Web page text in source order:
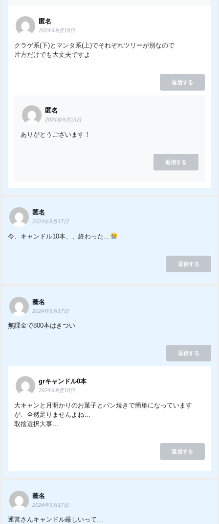
匿名
2024年9月19日
クラゲ系(下)とマンタ系(上)でそれぞれツリーが別なので
片方だけでも大丈夫ですよ
返信する
匿名
2024年9月19日
ありがとうございます！
返信する
匿名
2024年9月17日
今、キャンドル10本、、終わった…
返信する
匿名
2024年9月17日
無課金で800本はきつい
返信する
grキャンドル0本
2024年9月18日
大キャンと月明かりのお菓子とパン焼きで簡単になっています
が、全然足りませんよね…
取捨選択大事…
返信する
匿名
2024年9月17日
運営さんキャンドル厳しいって…